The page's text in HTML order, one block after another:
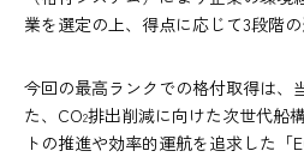
業を選定の上、得点に応じて3段階
今回の最高ランクでの格付取得は、
た、CO2排出削減に向けた次世代船
トの推進や効率的運航を追求した「